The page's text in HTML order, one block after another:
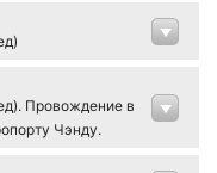
Провождение в
Чэнду.